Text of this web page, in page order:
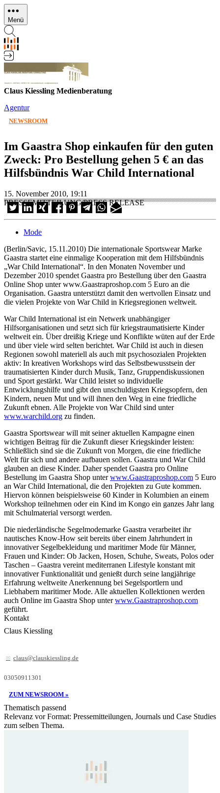
Direkt
zum
Inhalt
Menü
Claus Kiessling Medienberatung
Agentur
NEWSROOM
Im Gaastra Shop einkaufen für den guten
Zweck: Pro Bestellung gehen 5 € an das
Hilfsbündnis War Child International
15. November 2010, 19:11
PRESSEMITTEILUNG/PRESS RELEASE
Mode
(Berlin/Savic, 15.11.2010) Die internationale Sportswear Marke
Gaastra startet eine einmalige Kooperation mit dem Hilfsbündnis
„War Child International“. In den Monaten November und
Dezember 2010 spendet Gaastra pro Bestellung über den Gaastra
Online Shop unter www.Gaastraproshop.com 5 Euro an die
Organisation. Gaastra unterstützt damit den wertvollen Einsatz und
die vielen Projekte von War Child in Kriegsregionen weltweit.
War Child International ist ein Netwerk unabhängiger
Hilfsorganisationen und setzt sich für kriegstraumatisierte Kinder
weltweit ein. Über dreißig Kriege und Konflikte wüten auf der Erde
und über viele wird selten berichtet. War Child ist auch in diesen
Regionen sowohl materiell als auch mit psychosozialen Projekten
aktiv: In kreativen Workshops wird das Selbstbewusstsein der
traumatisierten Kinder durch Musik, Tanz, Gruppendiskussionen
und Sport gestärkt. War Child leistet so individuelle
Entwicklungshilfe und gibt den unschuldigsten Kriegsopfern, den
Kindern, neuen Mut und will ihnen den Weg in eine friedliche
Zukunft ebnen. Alle Projekte von War Child sind unter
www.warchild.org zu finden.
Gaastra Sportswear will mit seiner aktuellen Kampagne einen
wichtigen Beitrag für die Zukunft dieser Kriegskinder leisten:
Schließlich sind sie die Zukunft von Morgen, die eine friedliche
Welt für sich und andere aufbauen sollen. Gaastra und War Child
glauben an diese Kinder. Daher spendet Gaastra pro Online
Bestellung im Gaastra Shop unterwww.Gaastraproshop.com 5 Euro
an War Child International, die den Projekten zu Gute kommen.
Hiervon können beispielsweise 60 Kinder in Kolumbien an einem
Workshop teilnehmen oder ein Kind im Kongo ein ganzes Jahr lang
mit Schulmaterial versorgt werden.
Die niederländische Segelmodemarke Gaastra verarbeitet ihr
nautisches Know-How seit bereits über einem Jahrhundert in
innovativer Segelbekleidung und maritimer Mode für Männer,
Frauen und Kinder: Ob Jacken, Hosen, Schuhe, Sweats, Polos oder
Taschen – Gaastra vereint mediterranen Lifestyle konstant mit
innovativer Funktionalität und genießt durch seine langjährige
Erfahrung weltweite Anerkennung bei Segelsportlern und
Liebhabern maritimer Mode. Alle aktuellen Kollektionen werden
auch Online im Gaastra Shop unterwww.Gaastraproshop.com
geführt.
Kontakt
Claus Kiessling
claus@clauskiessling.de
03050911301
ZUM NEWSROOM »
Thematisch passend
Relevanz vor Format: Pressemitteilungen, Journals und Case Studies
zum selben Thema.